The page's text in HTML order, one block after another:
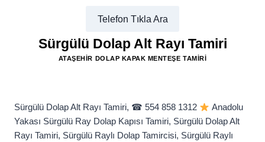
Telefon Tıkla Ara
Sürgülü Dolap Alt Rayı Tamiri
ATAŞEHIR DOLAP KAPAK MENTEŞE TAMIRI
Sürgülü Dolap Alt Rayı Tamiri, ☎ 554 858 1312
Anadolu
Yakası Sürgülü Ray Dolap Kapısı Tamiri, Sürgülü Dolap Alt
Rayı Tamiri, Sürgülü Raylı Dolap Tamircisi, Sürgülü Raylı